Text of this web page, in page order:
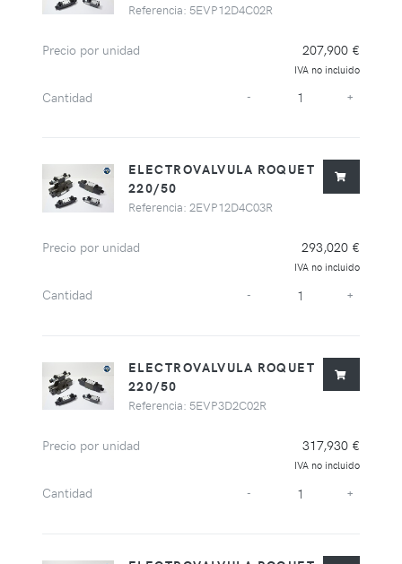
Referencia: 5EVP12D4C02R
Precio por unidad 207,900 €
IVA no incluido
Cantidad - +
ELECTROVALVULA ROQUET
220/50
Referencia: 2EVP12D4C03R
Precio por unidad 293,020 €
IVA no incluido
Cantidad - +
ELECTROVALVULA ROQUET
220/50
Referencia: 5EVP3D2C02R
Precio por unidad 317,930 €
IVA no incluido
Cantidad - +